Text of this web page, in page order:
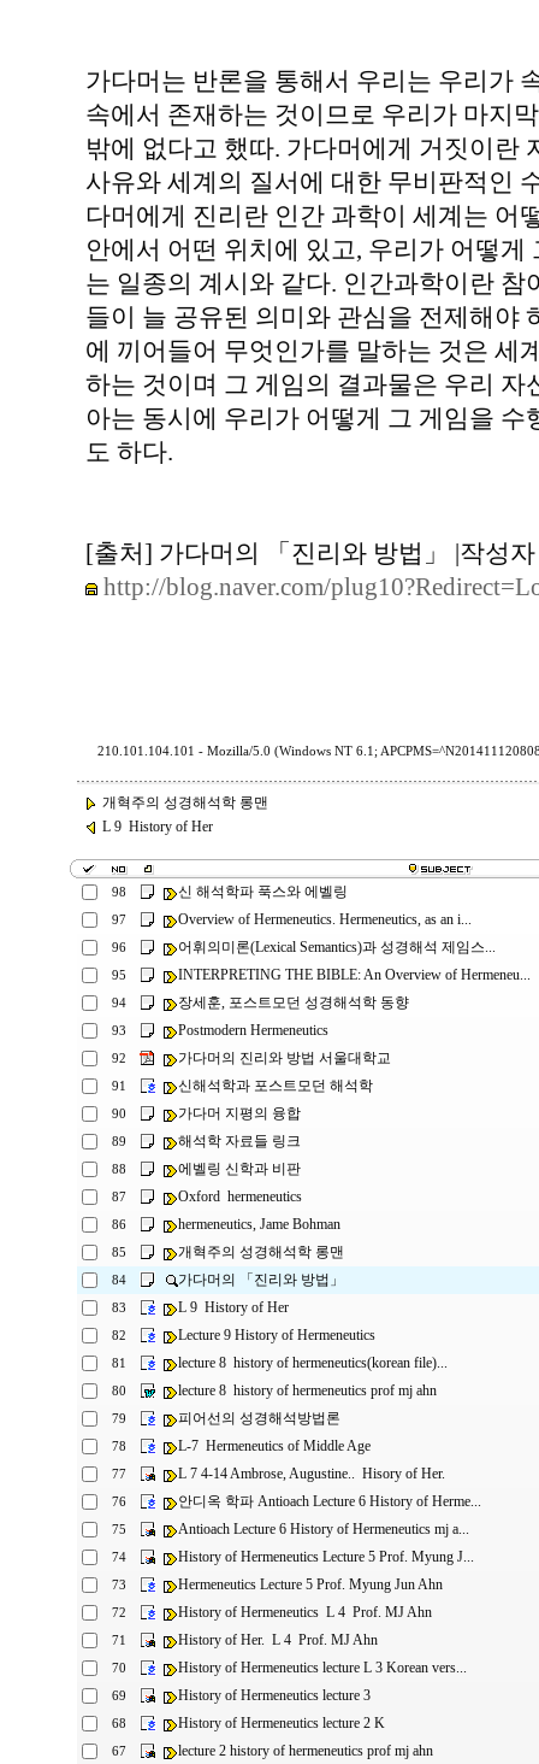
가다머는 반론을 통해서 우리는 우리가
속에서 존재하는 것이므로 우리가 마지
밖에 없다고 했따. 가다머에게 거짓이란
사유와 세계의 질서에 대한 무비판적인
다머에게 진리란 인간 과학이 세계는 어
안에서 어떤 위치에 있고, 우리가 어떻
는 일종의 계시와 같다. 인간과학이란
들이 늘 공유된 의미와 관심을 전제해야
에 끼어들어 무엇인가를 말하는 것은 세
하는 것이며 그 게임의 결과물은 우리
아는 동시에 우리가 어떻게 그 게임을
도 하다.
[출처] 가다머의 「진리와 방법」 |작성
http://blog.naver.com/
210.101.104.101 - Mozilla/5.0 (Windows NT 6.1;
개혁주의 성경해석학 롱맨
L 9 History of Her
98 신 해석학파 푹스와 에벨링
97 Overview of Hermeneutics. Hermeneutics, as an i...
96 어휘의미론(Lexical Semantics)과 성경해석 제임스...
95 INTERPRETING THE BIBLE: An Overview of Hermeneu...
94 장세훈, 포스트모던 성경해석학 동향
93 Postmodern Hermeneutics
92 가다머의 진리와 방법 서울대학교
91 신해석학과 포스트모던 해석학
90 가다머 지평의 융합
89 해석학 자료들 링크
88 에벨링 신학과 비판
87 Oxford hermeneutics
86 hermeneutics, Jame Bohman
85 개혁주의 성경해석학 롱맨
84 가다머의 「진리와 방법」
83 L 9 History of Her
82 Lecture 9 History of Hermeneutics
81 lecture 8 history of hermeneutics(korean file)...
80 lecture 8 history of hermeneutics prof mj ahn
79 피어선의 성경해석방법론
78 L-7 Hermeneutics of Middle Age
77 L 7 4-14 Ambrose, Augustine.. Hisory of Her.
76 안디옥 학파 Antioach Lecture 6 History of Herme...
75 Antioach Lecture 6 History of Hermeneutics mj a...
74 History of Hermeneutics Lecture 5 Prof. Myung J...
73 Hermeneutics Lecture 5 Prof. Myung Jun Ahn
72 History of Hermeneutics L 4 Prof. MJ Ahn
71 History of Her. L 4 Prof. MJ Ahn
70 History of Hermeneutics lecture L 3 Korean vers...
69 History of Hermeneutics lecture 3
68 History of Hermeneutics lecture 2 K
67 lecture 2 history of hermeneutics prof mj ahn